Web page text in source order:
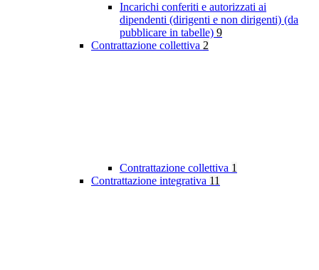
Incarichi conferiti e autorizzati ai
dipendenti (dirigenti e non dirigenti) (da
pubblicare in tabelle) 9
Contrattazione collettiva 2
Contrattazione collettiva 1
Contrattazione integrativa 11